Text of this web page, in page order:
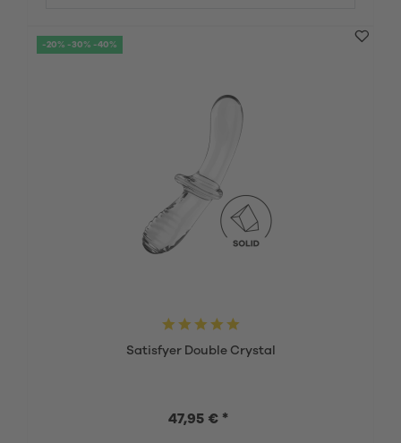
-20% -30% -40%
Satisfyer Double Crystal
47,95 € *